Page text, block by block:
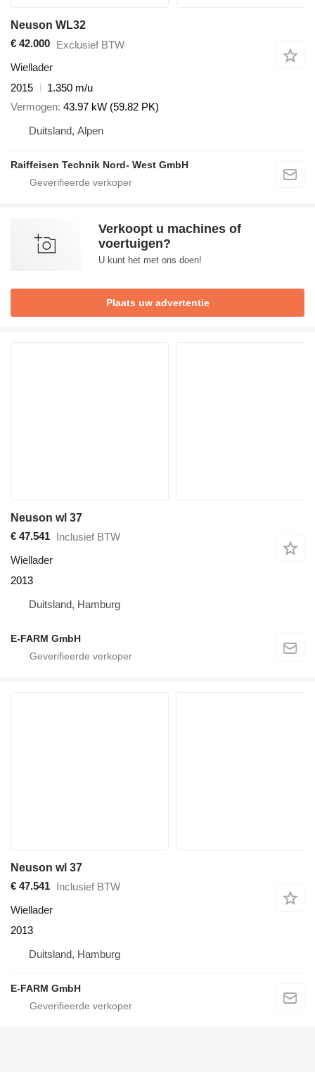
Neuson WL32
€ 42.000 Exclusief BTW
Wiellader
2015
1.350 m/u
Vermogen 43.97 kW (59.82 PK)
Duitsland, Alpen
Raiffeisen Technik Nord- West GmbH
Verkoopt u machines of
voertuigen?
U kunt het met ons doen!
Plaats uw advertentie
Neuson wl 37
€ 47.541 Inclusief BTW
Wiellader
2013
Duitsland, Hamburg
E-FARM GmbH
Neuson wl 37
€ 47.541 Inclusief BTW
Wiellader
2013
Duitsland, Hamburg
E-FARM GmbH